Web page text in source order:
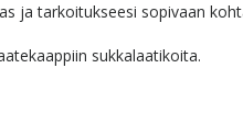
ja tarkoitukseesi sopivaan
sukkalaatikoita.